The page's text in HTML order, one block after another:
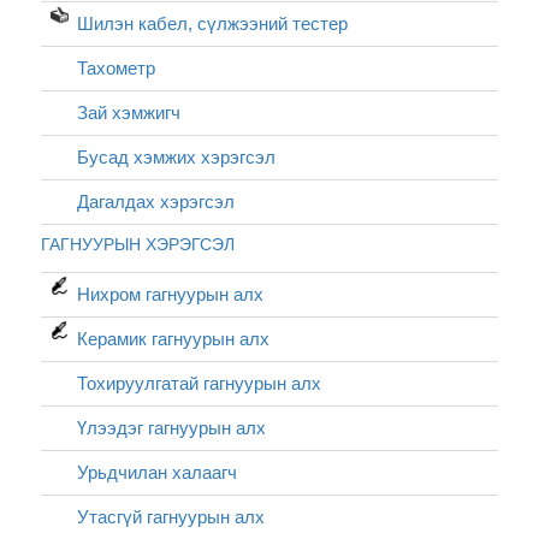
Шилэн кабел, cүлжээний тестер
Тахометр
Зай хэмжигч
Бусад хэмжих хэрэгсэл
Дагалдах хэрэгсэл
ГАГНУУРЫН ХЭРЭГСЭЛ
Нихром гагнуурын алх
Керамик гагнуурын алх
Тохируулгатай гагнуурын алх
Үлээдэг гагнуурын алх
Урьдчилан халаагч
Утасгүй гагнуурын алх